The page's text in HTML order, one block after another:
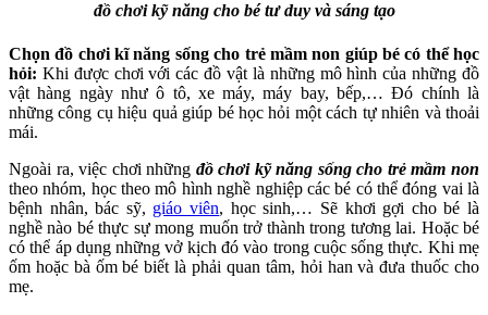
đồ chơi kỹ năng cho bé tư duy và sáng tạo
Chọn đồ chơi kĩ năng sống cho trẻ mầm non giúp bé có thể học
hỏi: Khi được chơi với các đồ vật là những mô hình của những đồ
vật hàng ngày như ô tô, xe máy, máy bay, bếp,… Đó chính là
những công cụ hiệu quả giúp bé học hỏi một cách tự nhiên và thoải
mái.
Ngoài ra, việc chơi những đồ chơi kỹ năng sống cho trẻ mầm non
theo nhóm, học theo mô hình nghề nghiệp các bé có thể đóng vai là
bệnh nhân, bác sỹ, giáo viên, học sinh,… Sẽ khơi gợi cho bé là
nghề nào bé thực sự mong muốn trở thành trong tương lai. Hoặc bé
có thể áp dụng những vở kịch đó vào trong cuộc sống thực. Khi mẹ
ốm hoặc bà ốm bé biết là phải quan tâm, hỏi han và đưa thuốc cho
mẹ.